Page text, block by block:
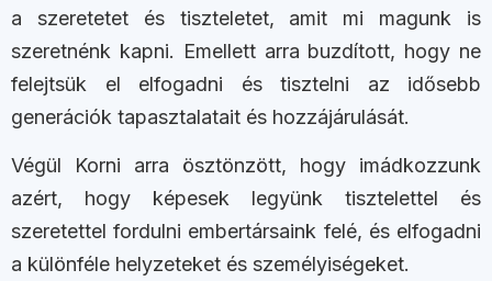
a szeretetet és tiszteletet, amit mi magunk is
szeretnénk kapni. Emellett arra buzdított, hogy ne
felejtsük el elfogadni és tisztelni az idősebb
generációk tapasztalatait és hozzájárulását.
Végül Korni arra ösztönzött, hogy imádkozzunk
azért, hogy képesek legyünk tisztelettel és
szeretettel fordulni embertársaink felé, és elfogadni
a különféle helyzeteket és személyiségeket.